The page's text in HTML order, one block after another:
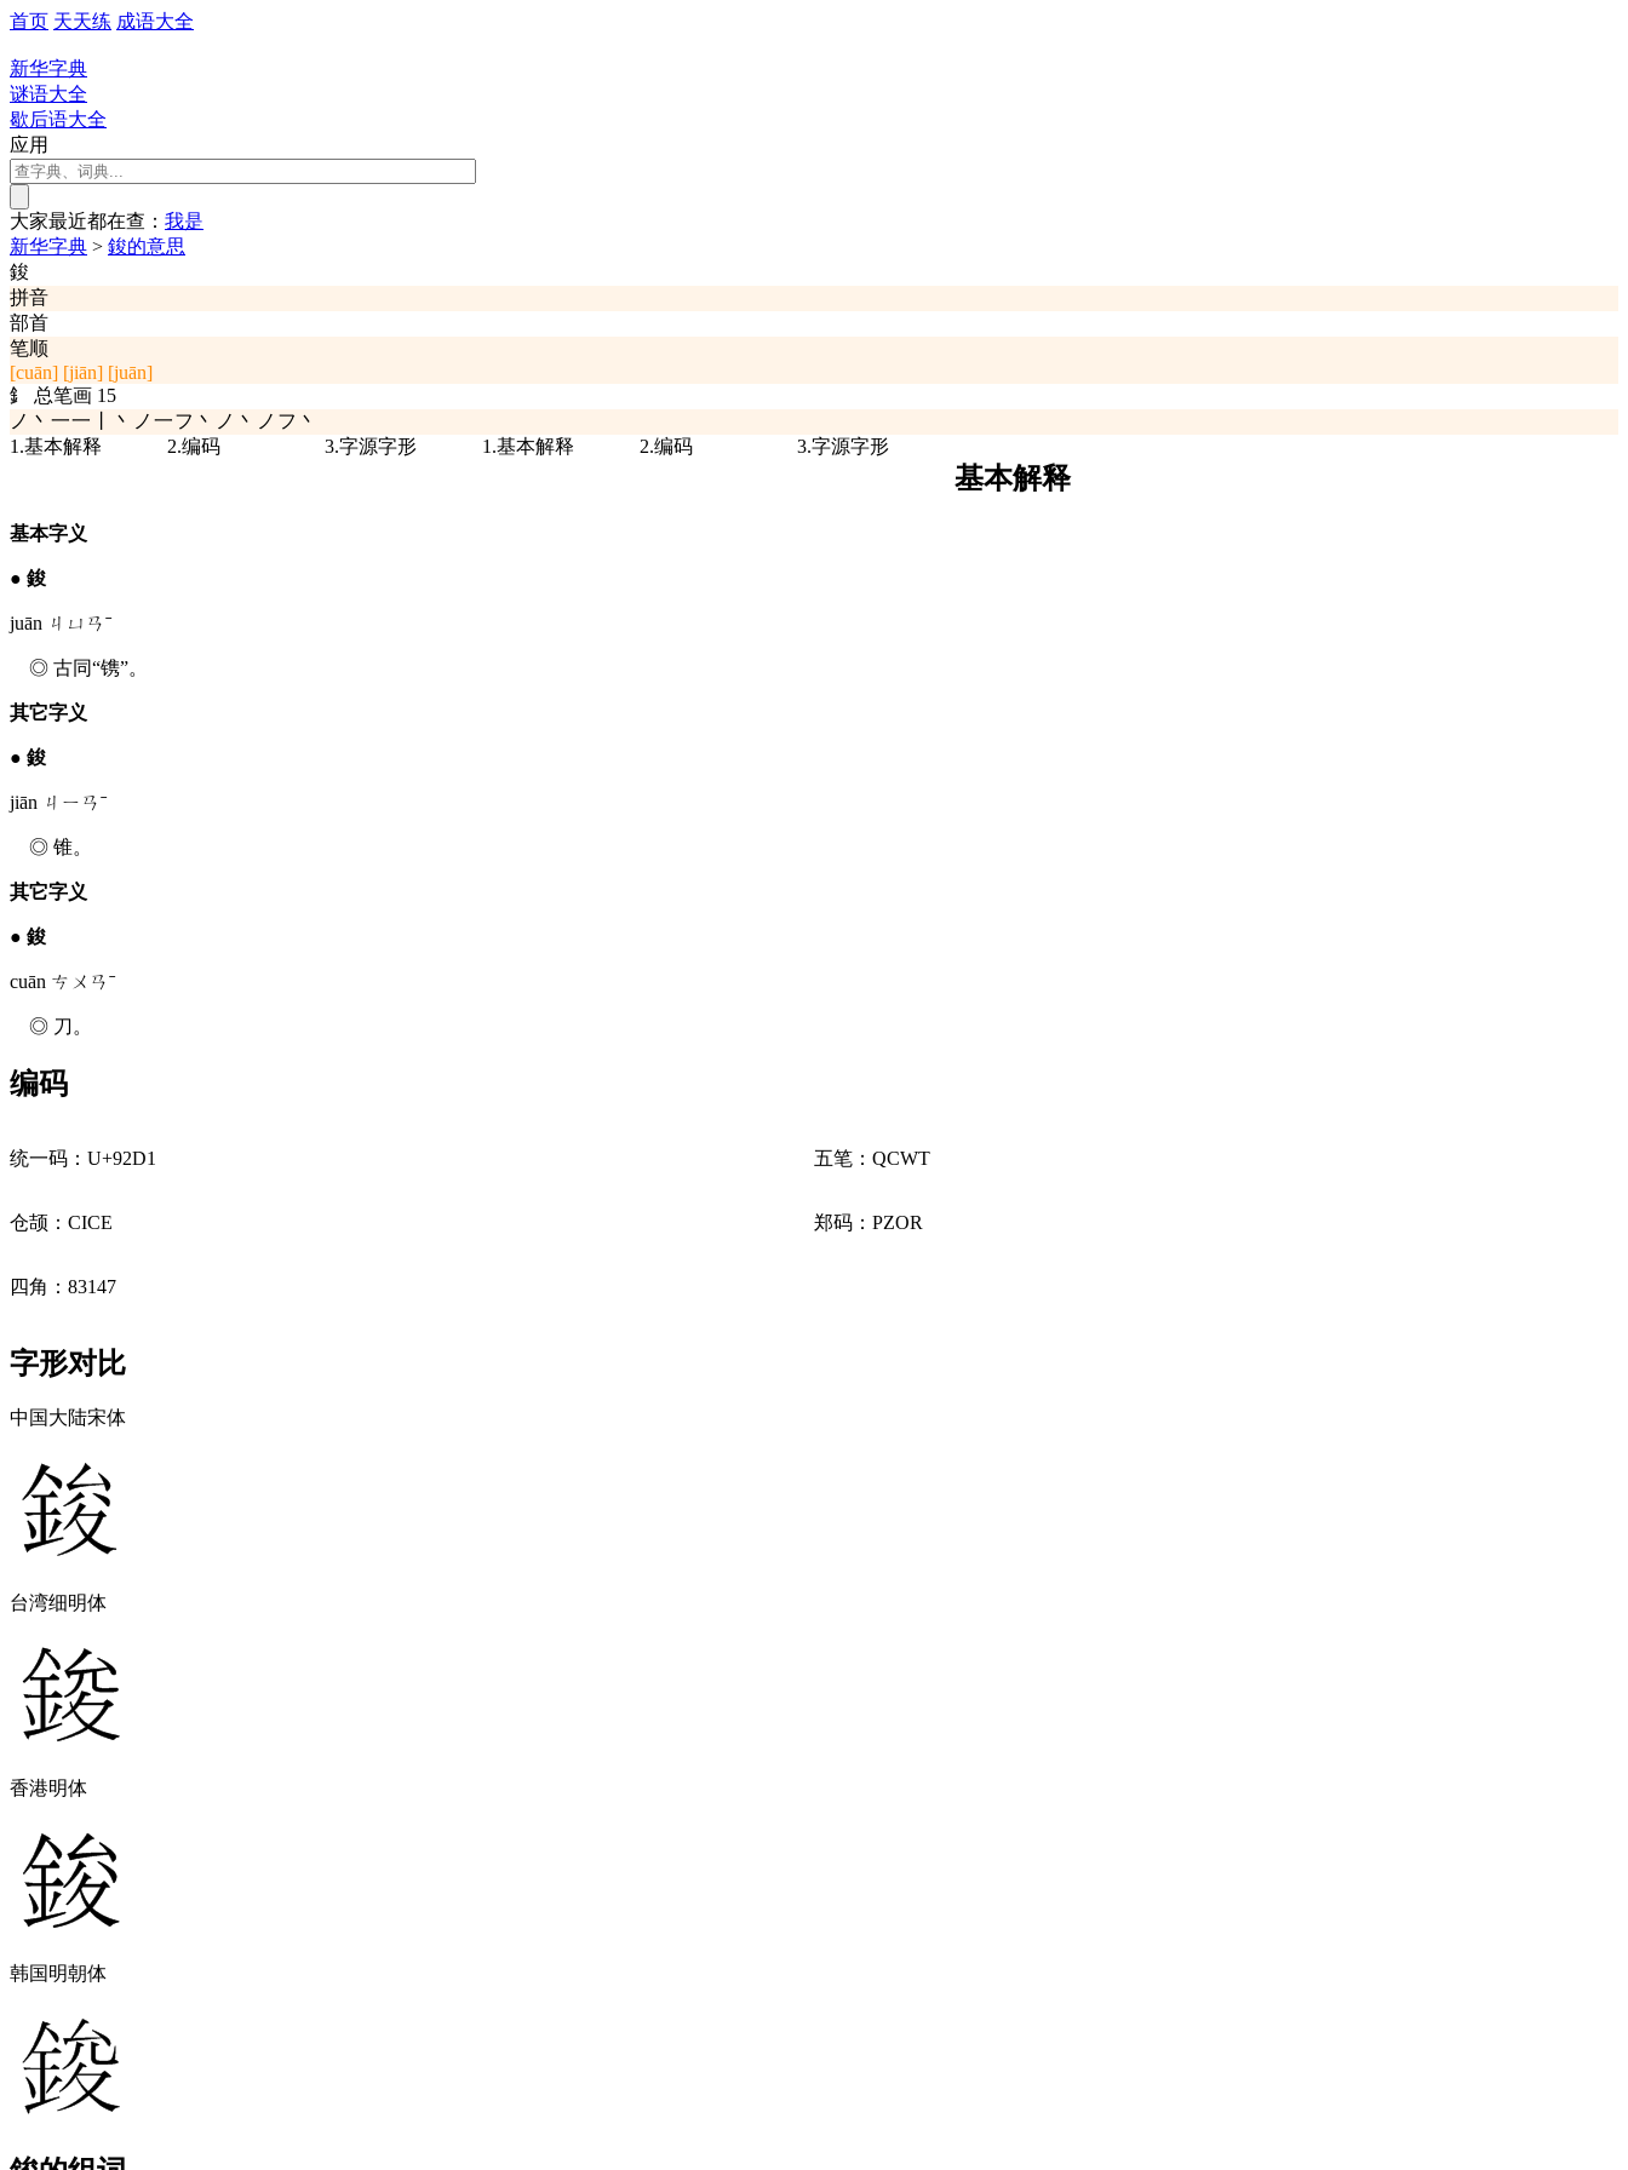
首页 天天练 成语大全
新华字典
谜语大全
歇后语大全
应用
大家最近都在查： 我是
新华字典 > 鋑的意思
鋑
拼音
部首
笔顺
[cuān] [jiān] [juān]
釒
总笔画 15
ノ丶一一丨丶ノ一フ丶ノ丶ノフ丶
1.基本解释
2.编码 3.字源字形 1.基本解释 2.编码 3.字源字形
基本解释
基本字义
● 鋑
juān ㄐㄩㄢˉ
◎ 古同“镌”。
其它字义
● 鋑
jiān ㄐㄧㄢˉ
◎ 锥。
其它字义
● 鋑
cuān ㄘㄨㄢˉ
◎ 刀。
编码
统一码：U+92D1 五笔：QCWT
仓颉：CICE 郑码：PZOR
四角：83147
字形对比
中国大陆宋体
台湾细明体
香港明体
韩国明朝体